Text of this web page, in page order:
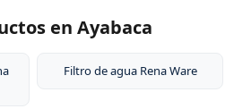
en Ayabaca
Filtro de agua Rena Ware